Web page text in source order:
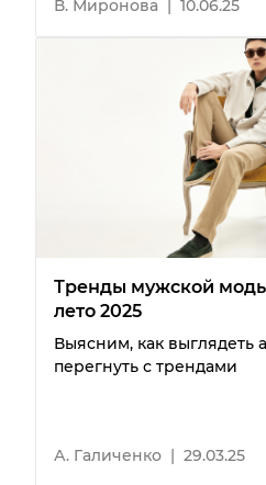
В. Миронова | 10.06.25
Тренды мужской
лето 2025
Выясним, как выглядеть
перегнуть с трендами
А. Галиченко | 29.03.25